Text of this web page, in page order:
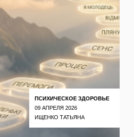
ПСИХИЧЕСКОЕ ЗДОРОВЬЕ
09 АПРЕЛЯ 2026
ИЩЕНКО ТАТЬЯНА